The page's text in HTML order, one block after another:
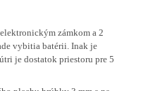
zámkom a 2
vybitia batérii. Inak je
je dostatok priestoru pre 5